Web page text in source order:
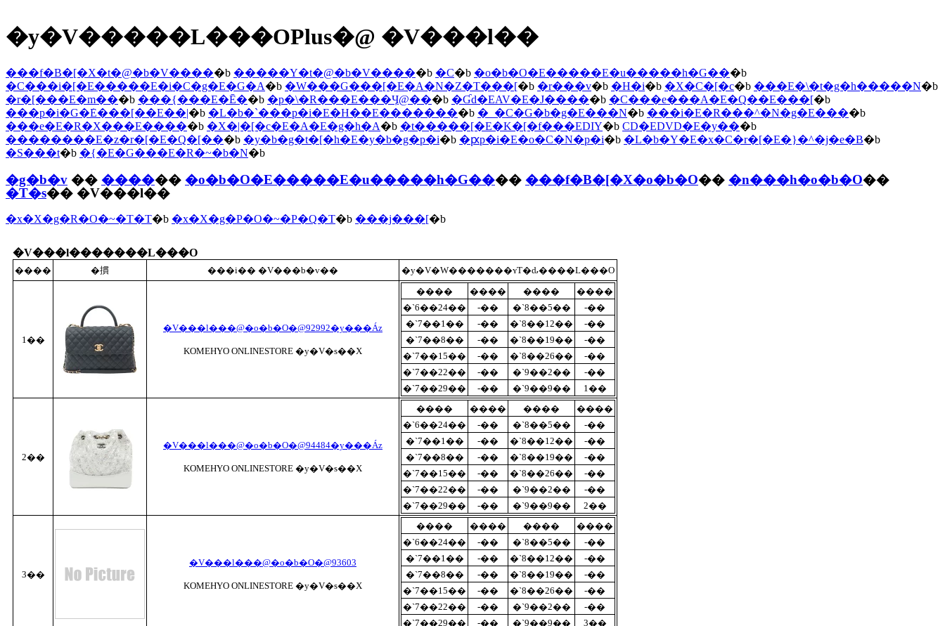
�y�V�����L���OPlus�@ �V���l��
���f�B�[�X�t�@�b�V�����b �����Y�t�@�b�V�����b �C�b �o�b�O�E�����E�u�����h�G���b
�C���i�[�E�����E�i�C�g�E�G�A�b �W���G���[�E�A�N�Z�T���[�b �r���v�b �H�i�b �X�C�[�c�b ���E�\�t�g�h�����N�b
�r�[���E�m���b ���{���E�Ē��b �p�\�R���E���Ӌ@���b �Ɠd�EAV�E�J�����b �C���e���A�E�Q��E���[�b
���p�i�G�݁E���[��E��|�b �L�b�`���p�i�E�H��E��������b �_�C�G�b�g�E���N�b ���i�E�R���^�N�g�E����b
���e�E�R�X���E�����b �X�|�[�c�E�A�E�g�h�A�b �t�����[�E�K�[�f���EDIY�b CD�EDVD�E�y���b
��������E�z�r�[�E�Q�[���b �y�b�g�t�[�h�E�y�b�g�p�i�b �ԗp�i�E�o�C�N�p�i�b �L�b�Y�E�x�C�r�[�E�}�^�j�e�B�b
�S���t�b �{�E�G���E�R�~�b�N�b
�g�b�v �� ������ �o�b�O�E�����E�u�����h�G���� ���f�B�[�X�o�b�O�� �n���h�o�b�O��
�T�s�� �V���l��
�x�X�g�R�O�~�T�T�b �x�X�g�P�O�~�P�Q�T�b ���j���[�b
�V���l�������L���O
���� �摜 ���i�� �V���b�v�� �y�V�W�������ʏT�ԃ����L���O
1��
�V���l���@�o�b�O�@92992�y���Áz
KOMEHYO ONLINESTORE �y�V�s��X
���� ���� ����
����
�`6��24��
-�� �`8��5��
-��
�`7��1��
-�� �`8��12��
-��
�`7��8��
-�� �`8��19��
-��
�`7��15��
-�� �`8��26��
-��
�`7��22��
-�� �`9��2��
-��
�`7��29��
-�� �`9��9�� 1��
2��
�V���l���@�o�b�O�@94484�y���Áz
KOMEHYO ONLINESTORE �y�V�s��X
���� ���� ����
����
�`6��24��
-�� �`8��5��
-��
�`7��1��
-�� �`8��12��
-��
�`7��8��
-�� �`8��19��
-��
�`7��15��
-�� �`8��26��
-��
�`7��22��
-�� �`9��2��
-��
�`7��29��
-�� �`9��9�� 2��
3��
�V���l���@�o�b�O�@93603
KOMEHYO ONLINESTORE �y�V�s��X
���� ���� ����
����
�`6��24��
-�� �`8��5��
-��
�`7��1��
-�� �`8��12��
-��
�`7��8��
-�� �`8��19��
-��
�`7��15��
-�� �`8��26��
-��
�`7��22��
-�� �`9��2��
-��
�`7��29��
-�� �`9��9�� 3��